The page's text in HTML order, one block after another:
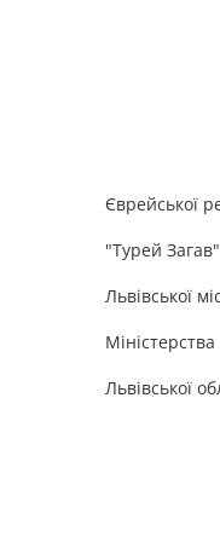
Єврейської
"Турей
Львівської
Львівської